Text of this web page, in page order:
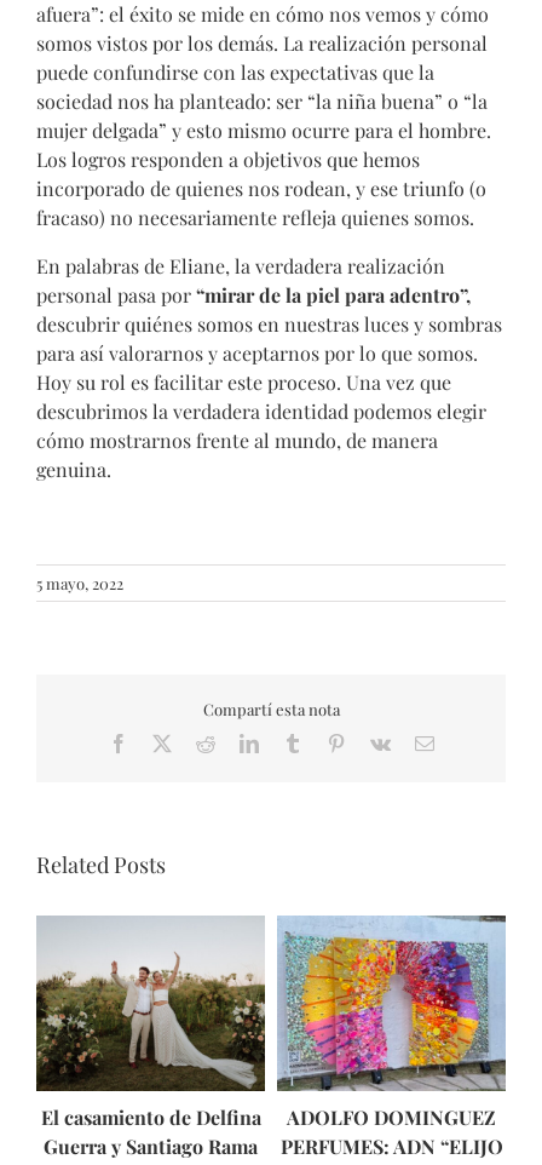
afuera”: el éxito se mide en cómo nos vemos y cómo
somos vistos por los demás. La realización personal
puede confundirse con las expectativas que la
sociedad nos ha planteado: ser “la niña buena” o “la
mujer delgada” y esto mismo ocurre para el hombre.
Los logros responden a objetivos que hemos
incorporado de quienes nos rodean, y ese triunfo (o
fracaso) no necesariamente refleja quienes somos.
En palabras de Eliane, la verdadera realización
personal pasa por“mirarde la piel para adentro”,
descubrir quiénes somos en nuestras luces y sombras
para así valorarnos y aceptarnos por lo que somos.
Hoy su rol es facilitar este proceso. Una vez que
descubrimos la verdadera identidad podemos elegir
cómo mostrarnos frente al mundo, de manera
genuina.
5 mayo, 2022
Compartí esta nota
Facebook RedditLinkedInTumblr Pinterest
Vk Email
Related Posts
El casamiento de Delfina
Guerra y Santiago Rama
ADOLFO DOMINGUEZ
PERFUMES: ADN “ELIJO